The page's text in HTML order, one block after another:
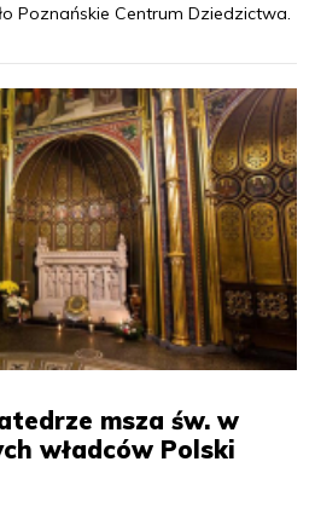
Poznańskie Centrum Dziedzictwa.
msza św. w
władców Polski